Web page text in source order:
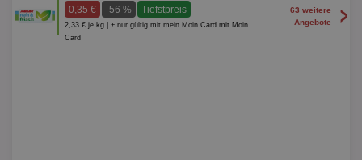
0,35 € -56 % Tiefstpreis
2,33 € je kg | + nur gültig mit mein Moin Card mit Moin
Card
63 weitere
Angebote
>